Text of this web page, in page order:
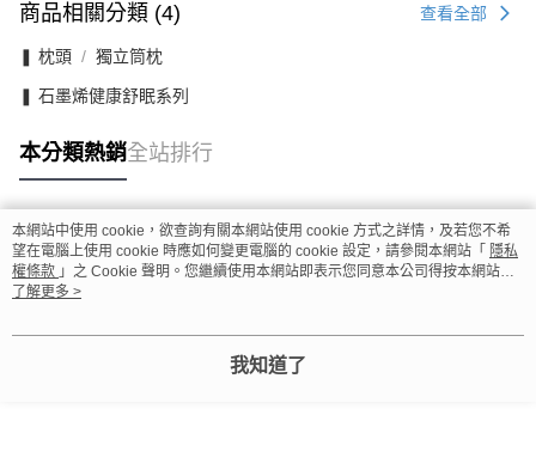
商品相關分類 (4) 查看全部
❚ 枕頭 獨立筒枕
❚ 石墨烯健康舒眠系列
本分類熱銷全站排行
熱門標籤
本網站中使用 cookie，欲查詢有關本網站使用 cookie 方式之詳情，及若您不希
望在電腦上使用 cookie 時應如何變更電腦的 cookie 設定，請參閱本網站「 隱私
權條款 」之 Cookie 聲明。您繼續使用本網站即表示您同意本公司得按本網站使
用條款之 Cookie 聲明使用 cookie。
了解更多 >
我知道了